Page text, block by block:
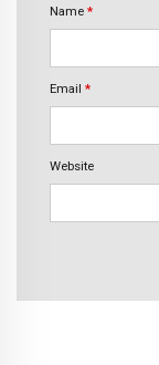
Name *
Email *
Website